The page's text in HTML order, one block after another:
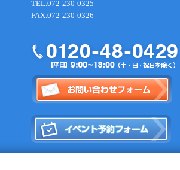
TEL.072-230-0325
FAX.072-230-0326